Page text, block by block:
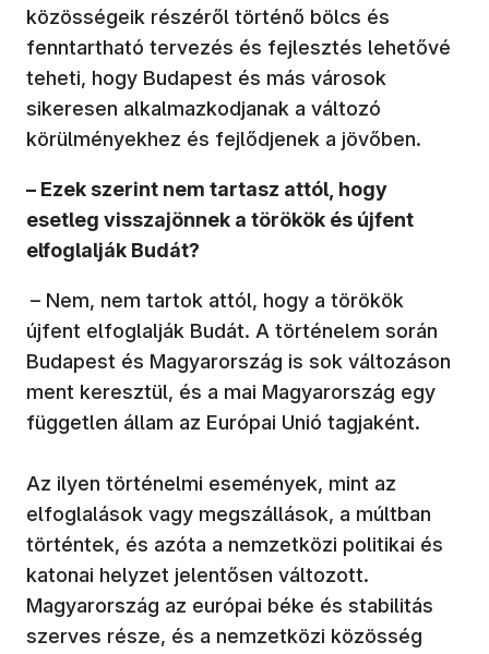
közösségeik részéről történő bölcs és
fenntartható tervezés és fejlesztés lehetővé
teheti, hogy Budapest és más városok
sikeresen alkalmazkodjanak a változó
körülményekhez és fejlődjenek a jövőben.
– Ezek szerint nem tartasz attól, hogy
esetleg visszajönnek a törökök és újfent
elfoglalják Budát?
– Nem, nem tartok attól, hogy a törökök
újfent elfoglalják Budát. A történelem során
Budapest és Magyarország is sok változáson
ment keresztül, és a mai Magyarország egy
független állam az Európai Unió tagjaként.
Az ilyen történelmi események, mint az
elfoglalások vagy megszállások, a múltban
történtek, és azóta a nemzetközi politikai és
katonai helyzet jelentősen változott.
Magyarország az európai béke és stabilitás
szerves része, és a nemzetközi közösség